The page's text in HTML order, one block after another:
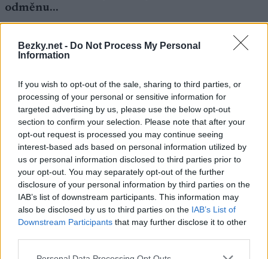
Bezky.net - Do Not Process My Personal
Information
If you wish to opt-out of the sale, sharing to third parties, or
processing of your personal or sensitive information for
targeted advertising by us, please use the below opt-out
section to confirm your selection. Please note that after your
opt-out request is processed you may continue seeing
interest-based ads based on personal information utilized by
us or personal information disclosed to third parties prior to
your opt-out. You may separately opt-out of the further
disclosure of your personal information by third parties on the
IAB’s list of downstream participants. This information may
also be disclosed by us to third parties on the IAB’s List of
Downstream Participants that may further disclose it to other
Please note that this website/app uses one or more Google
odměnu…
„Za to jsem kritizován nebyl,“ odpovídá.
„Na té fotce vypadá velmi šťastně, jak si to
vykládám já,“ odpovídá Northug.
Dívky zuří
„Není to zdaleka to, co slibovali, svádějí to na
účast. Naštvali nás,“ řekla v sobotu ráno televizi
TV 2 v Hafjellu rozzuřená Astrid Øyre Slindová.